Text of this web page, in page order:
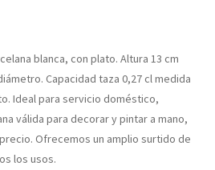
blanca, con plato. Altura 13 cm
Capacidad taza 0,27 cl medida
Ideal para servicio doméstico,
válida para decorar y pintar a mano,
Ofrecemos un amplio surtido de
los usos.